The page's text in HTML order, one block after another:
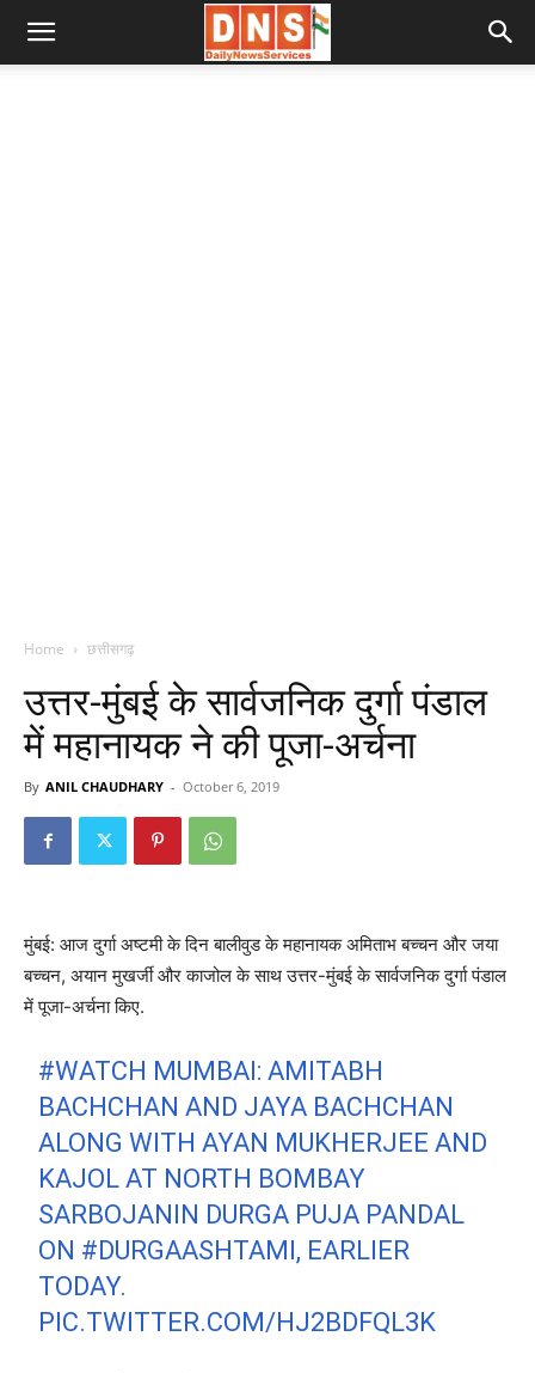
Home छत्तीसगढ़
उत्तर-मुंबई के सार्वजनिक दुर्गा पंडाल
में महानायक ने की पूजा-अर्चना
By ANIL CHAUDHARY - October 6, 2019
मुंबई: आज दुर्गा अष्टमी के दिन बालीवुड के महानायक अमिताभ बच्चन और जया
बच्चन, अयान मुखर्जी और काजोल के साथ उत्तर-मुंबई के सार्वजनिक दुर्गा पंडाल
में पूजा-अर्चना किए.
#WATCH MUMBAI: AMITABH
BACHCHAN AND JAYA BACHCHAN
ALONG WITH AYAN MUKHERJEE AND
KAJOL AT NORTH BOMBAY
SARBOJANIN DURGA PUJA PANDAL
ON #DURGAASHTAMI, EARLIER
TODAY.
PIC.TWITTER.COM/HJ2BDFQL3K